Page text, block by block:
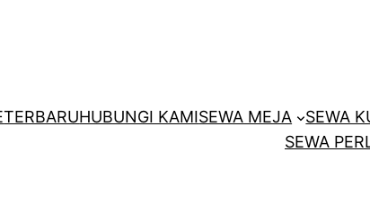
TERBARUHUBUNGI KAMISEWA MEJA SEWA
SEWA